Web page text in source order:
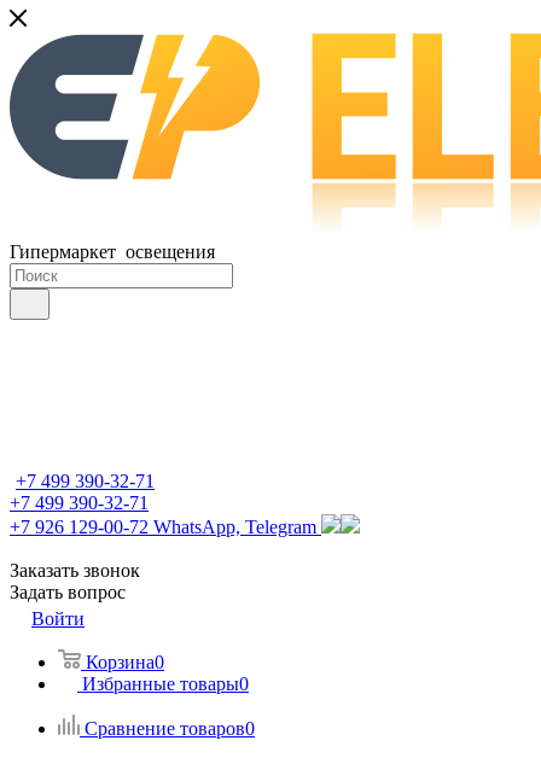
Гипермаркет освещения
+7 499 390-32-71
+7 499 390-32-71
+7 926 129-00-72 WhatsApp, Telegram
Заказать звонок
Задать вопрос
Войти
Корзина0
Избранные товары0
Сравнение товаров0